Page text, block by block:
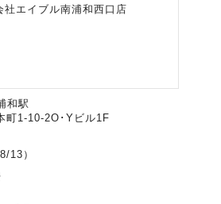
和駅
町1-10-2O･Yビル1F
13）